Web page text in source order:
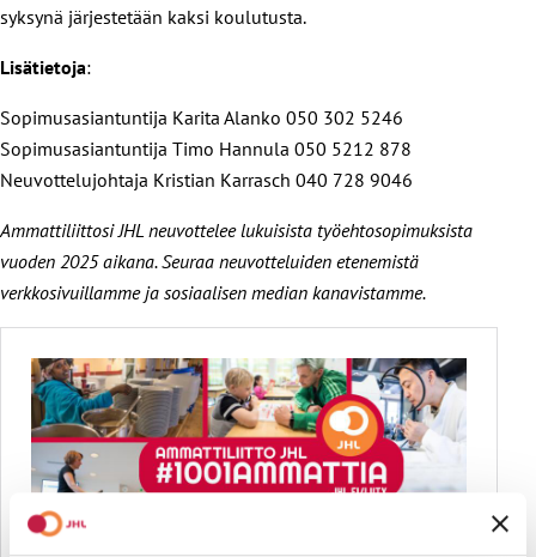
syksynä järjestetään kaksi koulutusta.
Lisätietoja:
Sopimusasiantuntija Karita Alanko 050 302 5246
Sopimusasiantuntija Timo Hannula 050 5212 878
Neuvottelujohtaja Kristian Karrasch 040 728 9046
Ammattiliittosi JHL neuvottelee lukuisista työehtosopimuksista
vuoden 2025 aikana. Seuraa neuvotteluiden etenemistä
verkkosivuillamme ja sosiaalisen median kanavistamme.